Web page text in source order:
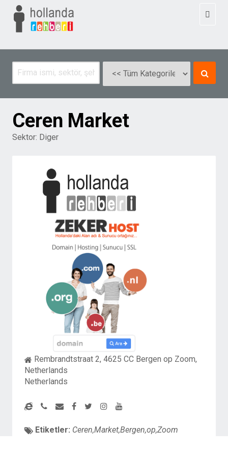
Ceren Market
Sektor: Diger
Rembrandtstraat 2, 4625 CC Bergen op Zoom,
Netherlands
Netherlands
Etiketler: Ceren,Market,Bergen,op,Zoom